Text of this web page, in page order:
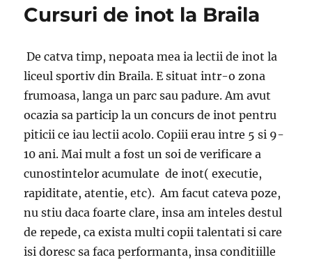
Cursuri de inot la Braila
De catva timp, nepoata mea ia lectii de inot la
liceul sportiv din Braila. E situat intr-o zona
frumoasa, langa un parc sau padure. Am avut
ocazia sa particip la un concurs de inot pentru
piticii ce iau lectii acolo. Copiii erau intre 5 si 9-
10 ani. Mai mult a fost un soi de verificare a
cunostintelor acumulate de inot( executie,
rapiditate, atentie, etc). Am facut cateva poze,
nu stiu daca foarte clare, insa am inteles destul
de repede, ca exista multi copii talentati si care
isi doresc sa faca performanta, insa conditiille